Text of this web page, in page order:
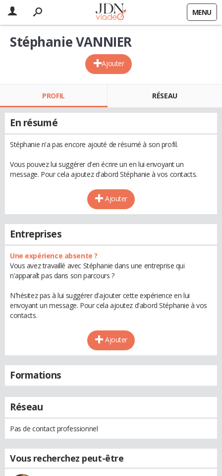
MENU
Ajouter
Stéphanie VANNIER
PROFIL RÉSEAU
En résumé
Stéphanie n'a pas encore ajouté de résumé à son profil.
Vous pouvez lui suggérer d'en écrire un en lui envoyant un
message. Pour cela ajoutez d'abord Stéphanie à vos contacts.
Ajouter
Entreprises
Une expérience absente ?
Vous avez travaillé avec Stéphanie dans une entreprise qui
n'apparaît pas dans son parcours ?
N'hésitez pas à lui suggérer d'ajouter cette expérience en lui
envoyant un message. Pour cela ajoutez d'abord Stéphanie à vos
contacts.
Ajouter
Formations
Réseau
Pas de contact professionnel
Vous recherchez peut-être